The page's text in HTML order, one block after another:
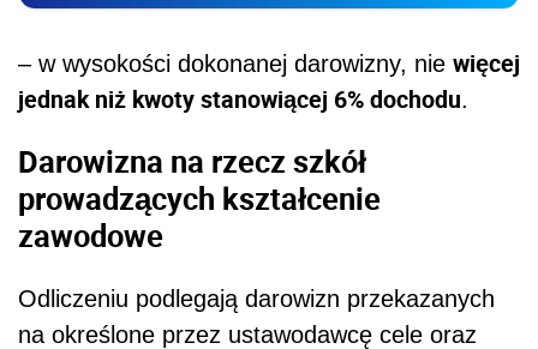
– w wysokości dokonanej darowizny, nie więcej
jednak niż kwoty stanowiącej 6% dochodu.
Darowizna na rzecz szkół
prowadzących kształcenie
zawodowe
Odliczeniu podlegają darowizn przekazanych
na określone przez ustawodawcę cele oraz